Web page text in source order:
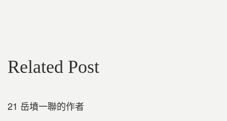
Related Post
21 岳墳一聯的作者